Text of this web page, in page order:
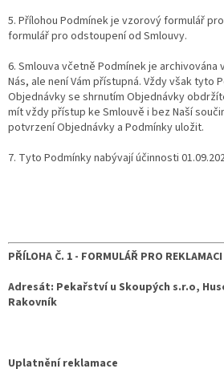
5. Přílohou Podmínek je vzorový formulář
formulář pro odstoupení od Smlouvy.
6. Smlouva včetně Podmínek je
Nás, ale není Vám přístupná. Vždy však tyto
Objednávky se shrnutím Objednávky
mít vždy přístup ke Smlouvě i bez Naší
potvrzení Objednávky a Podmínky uložit.
7. Tyto Podmínky nabývají účinnosti
PŘÍLOHA Č. 1 - FORMULÁŘ PRO REKLAMACI
Adresát: Pekařství u Skoupých s.r.o,
Rakovník
Uplatnění reklamace